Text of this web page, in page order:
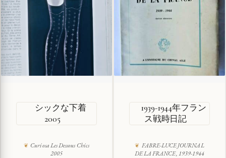
シックな下着
2005
Curiosa Les Dessous Chics
2005
1939-1944年フラン
ス戦時日記
FABRE-LUCE JOURNAL
DE LA FRANCE, 1939-1944